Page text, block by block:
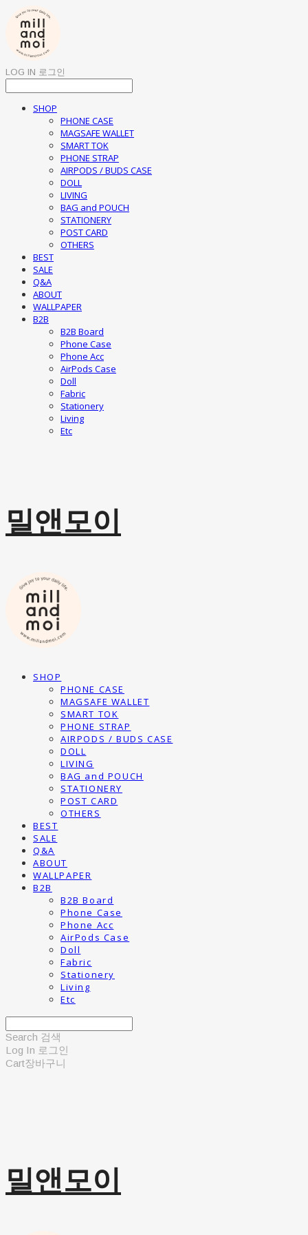
LOG IN 로그인
SHOP
PHONE CASE
MAGSAFE WALLET
SMART TOK
PHONE STRAP
AIRPODS / BUDS CASE
DOLL
LIVING
BAG and POUCH
STATIONERY
POST CARD
OTHERS
BEST
SALE
Q&A
ABOUT
WALLPAPER
B2B
B2B Board
Phone Case
Phone Acc
AirPods Case
Doll
Fabric
Stationery
Living
Etc
밀앤모이
SHOP
PHONE CASE
MAGSAFE WALLET
SMART TOK
PHONE STRAP
AIRPODS / BUDS CASE
DOLL
LIVING
BAG and POUCH
STATIONERY
POST CARD
OTHERS
BEST
SALE
Q&A
ABOUT
WALLPAPER
B2B
B2B Board
Phone Case
Phone Acc
AirPods Case
Doll
Fabric
Stationery
Living
Etc
Search 검색
Log In 로그인
Cart장바구니
밀앤모이